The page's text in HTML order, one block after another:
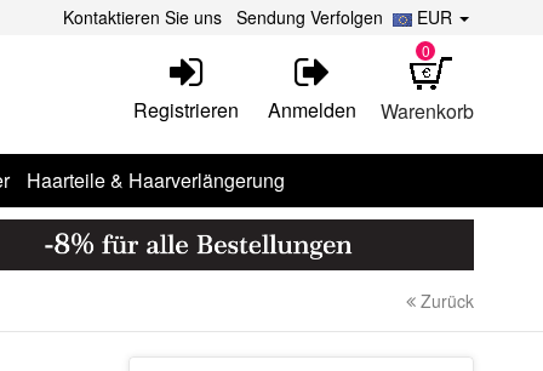
EUR
Kontaktieren Sie uns Sendung Verfolgen
Warenkorb
0
Registrieren Anmelden
Haarteile & Haarverlängerung
Zurück